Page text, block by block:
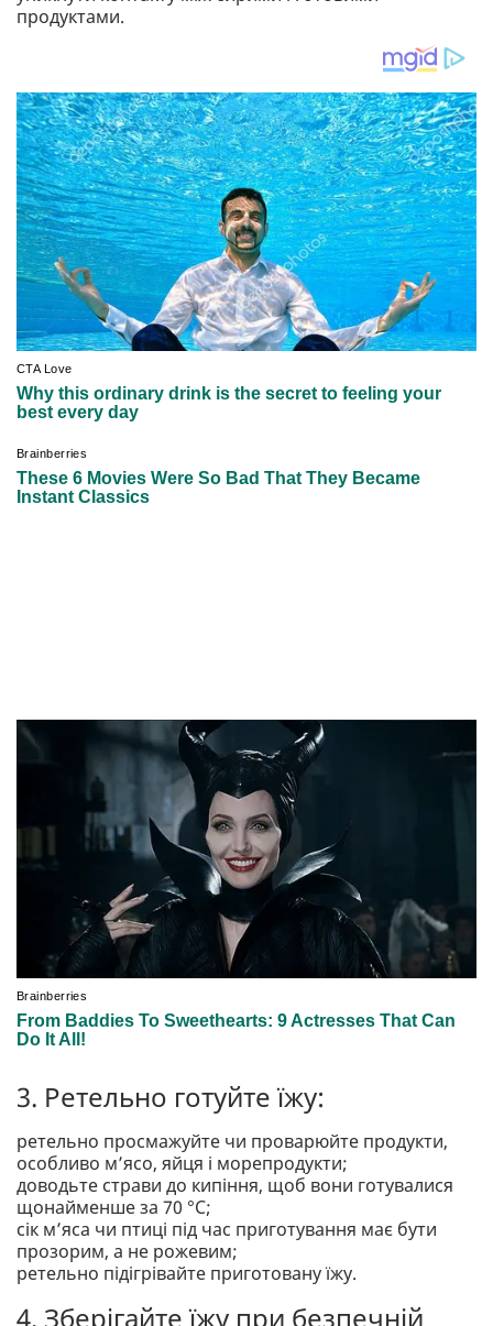
продуктами.
3. Ретельно готуйте їжу:
ретельно просмажуйте чи проварюйте продукти,
особливо м’ясо, яйця і морепродукти;
доводьте страви до кипіння, щоб вони готувалися
щонайменше за 70 °С;
сік м’яса чи птиці під час приготування має бути
прозорим, а не рожевим;
ретельно підігрівайте приготовану їжу.
4. Зберігайте їжу при безпечній